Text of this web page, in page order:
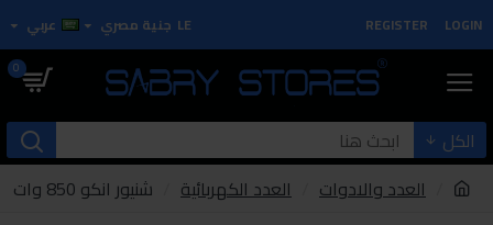
LOGIN
REGISTER
LE جنية مصري عربي
0
الكل
العدد والادوات
العدد الكهربائية شنيور انكو 850 وات